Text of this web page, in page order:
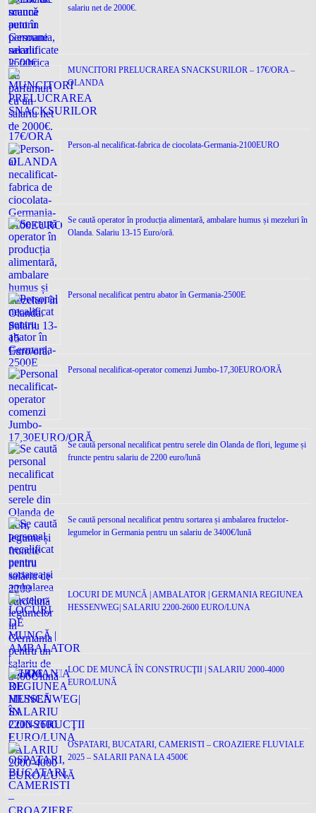
salariu net de 2000€.
MUNCITORI PRELUCRAREA SNACKSURILOR – 17€/ORA –
OLANDA
Person-al necalificat-fabrica de ciocolata-Germania-2100EURO
Se caută operator în producția alimentară, ambalare humus și mezeluri în
Olanda. Salariu 13-15 Euro/oră.
Personal necalificat pentru abator în Germania-2500E
Personal necalificat-operator comenzi Jumbo-17,30EURO/ORĂ
Se caută personal necalificat pentru serele din Olanda de flori, legume și
fruncte pentru salariu de 2200 euro/lună
Se caută personal necalificat pentru sortarea și ambalarea fructelor-
legumelor in Germania pentru un salariu de 3400€/lună
LOCURI DE MUNCĂ | AMBALATOR | GERMANIA REGIUNEA
HESSENWEG| SALARIU 2200-2600 EURO/LUNA
LOC DE MUNCĂ ÎN CONSTRUCŢII | SALARIU 2000-4000
EURO/LUNĂ
OSPATARI, BUCATARI, CAMERISTI – CROAZIERE FLUVIALE
2025 – SALARII PANA LA 4500€